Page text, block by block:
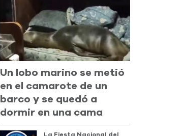
Un lobo marino se metió
en el camarote de un
barco y se quedó a
dormir en una cama
La Fiesta Nacional del